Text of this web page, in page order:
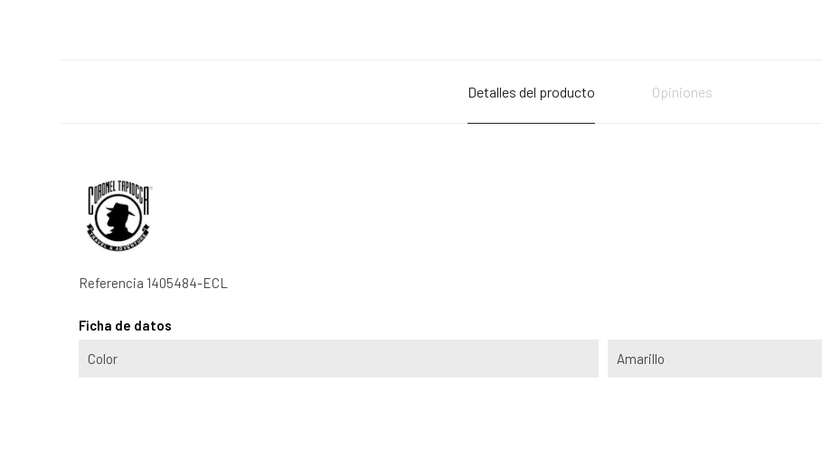
Detalles del producto Opiniones
Referencia 1405484-ECL
Ficha de datos
Color Amarillo